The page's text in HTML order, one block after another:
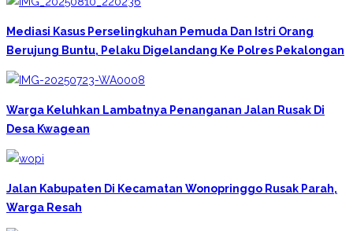
Mediasi Kasus Perselingkuhan Pemuda Dan Istri Orang
Berujung Buntu, Pelaku Digelandang Ke Polres Pekalongan
Warga Keluhkan Lambatnya Penanganan Jalan Rusak Di
Desa Kwagean
Jalan Kabupaten Di Kecamatan Wonopringgo Rusak Parah,
Warga Resah